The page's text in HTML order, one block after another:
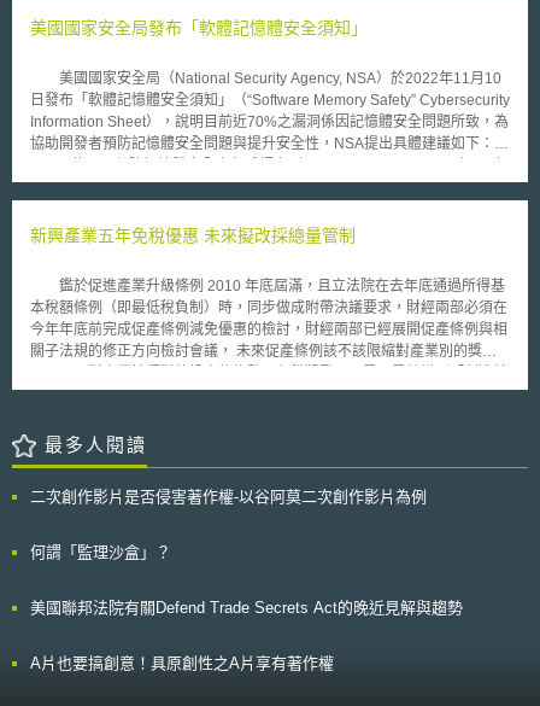
州對 NCII 的定義、刑責與處理方式差異甚大，受害者亦難以在第一時間快
度共識，眾議院於2025年4月28日以409票同意、2票反對，壓倒性通過
《非自願私密影像移除法》，並於同年5月19日獲川普總統簽署生效，此為
眾議院首部管理人工智慧引發危害的重大立法。 《非自願私密影像移除
法》重點與相關討論整理如下。 一、散布未經同意的私密影像屬刑事犯罪
依據《非自願私密影像移除法》，任何人若透過互動式電腦服務
像即構成刑事犯罪。親密影像包含真實私密影像（Authentic intimate visual
軟體、機器學習、人工智慧，或任何其他電腦產生或技術方式所創建之親密
以與真實影像區分者。 二、受規範平台（covered platforms）應即時協助
受害者移除相關影像 受規範平台係指係向公眾提供服務之網站、線上服務
或行動應用程式，且該服務主要是提供一個平台，讓用戶得以分享其自行產
製之內容（user-generated content），如訊息、影像、音訊、遊戲等；若
該服務涉及發布、策劃、託管或提供未經同意的私密影像，亦屬本法所規範
之平台。 受規範平台應自《非自願私密影像移除法》頒布日起一年內，建
收到移除請求後，應於48小時內移除該影像，並在合理範圍內努力搜尋並刪
除所有明顯為該影像之複製品。若平台未能遵守此一規範，會被視為違反
平或欺騙性商業行為」，並適用該法的相關處罰機制，例如民事懲罰（civil
法》授權聯邦貿易委員會（Federal Trade Commission, FTC）作為執法單
政府打壓言論自由的政治工具，川普總統即公開表示他會利用這部法律來審
何人都可要求平台刪除影像內容，加上平台有時間壓力可能會預防性刪除內
容而非實質審查，形同變相限縮言論自由的空間。 《非自願私密影像移除
美國國家安全局發布「軟體記憶體安全須知」
美國國家安全局（National Security Agency, NSA）於2022年11月10
日發布「軟體記憶體安全須知」（“Software Memory Safety” Cybersecurity
Information Sheet），說明目前近70%之漏洞係因記憶體安全問題所致，為
協助開發者預防記憶體安全問題與提升安全性，NSA提出具體建議如下：
議使用C#、Go、Java、Ruby、Rust與Swift等可自動管理記憶體之程式語
試強化應用程式安全：建議使用靜態（Static Application Security Testing,
等多種工具，增加發現記憶體使用與記憶體流失等問題的機會。 3.強化
弱點攻擊防護措施（Anti-exploitation features）：重視編譯
（Compilation）與執行（Execution）之環境，以及利用控制流程防護
（Control Flow Guard, CFG）、位址空間組態隨機載入（Address space
layout randomization, ASLR）與資料執行防護（Data Execution
作業系統配置等措施增加安全性。
新興產業五年免稅優惠 未來擬改採總量管制
鑑於促進產業升級條例 2010 年底屆滿，且立法院在去年底通過所得基
本稅額條例（即最低稅負制）時，同步做成附帶決議要求，財經兩部必須在
今年年底前完成促產條例減免優惠的檢討，財經兩部已經展開促產條例與相
關子法規的修正方向檢討會議， 未來促產條例該不該限縮對產業別的獎勵
業」指標，做為未來獎勵項目等，都是修法的考量方向之一。 目前促
計，民國 90 年的抵稅總額只有 547 億元，其中科技業享有的減稅優惠就有
276 億元；至 93 年時，產升條例的抵稅總額已經暴升至 1,694 億元，僅高
2,000 億元。由於產業五年免稅優惠被認為過於浮濫，財經兩部正研商未來
五年免稅優惠，改朝配額制進行「專案許可」管理，配額一滿即不再提供免
條例獎勵的新興策略產業，都適用租稅優惠。業者只要據此向經濟部提出申
制，除了基本資格規定外，經濟部應該再成立審查委員會，就每個產業租稅
最多人閱讀
二次創作影片是否侵害著作權-以谷阿莫二次創作影片為例
何謂「監理沙盒」？
美國聯邦法院有關Defend Trade Secrets Act的晚近見解與趨勢
A片也要搞創意！具原創性之A片享有著作權